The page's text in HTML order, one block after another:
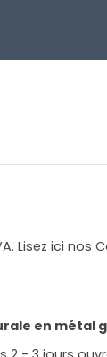
Lisez ici
en métal